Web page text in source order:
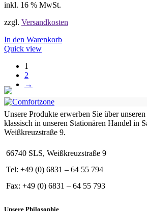
inkl. 16 % MwSt.
zzgl. Versandkosten
In den Warenkorb
Quick view
1
2
→
Unsere Produkte erwerben Sie über
klassisch in unseren Stationären Handel in
Weißkreuzstraße 9.
66740 SLS, Weißkreuzstraße 9
Tel: +49 (0) 6831 – 64 55 794
Fax: +49 (0) 6831 – 64 55 793
Unsere Philosophie